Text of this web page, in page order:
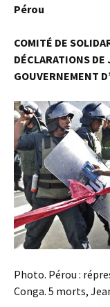
Pérou
COMITÉ DE
DÉCLARATIONS
GOUVERNEMENT
Photo. Pérou :
Conga. 5 morts,